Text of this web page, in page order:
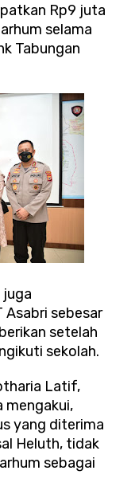
Rp9 juta
selama
Tabungan
juga
sebesar
setelah
sekolah.
Latif,
mengakui,
yang diterima
Heluth, tidak
sebagai